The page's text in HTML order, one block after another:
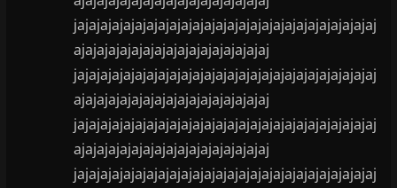
jajajajajajajajajajajajajajajajajajajajajajajajajajaj
ajajajajajajajajajajajajajajajajaj
jajajajajajajajajajajajajajajajajajajajajajajajajajaj
ajajajajajajajajajajajajajajajajaj
jajajajajajajajajajajajajajajajajajajajajajajajajajaj
ajajajajajajajajajajajajajajajajaj
jajajajajajajajajajajajajajajajajajajajajajajajajajaj